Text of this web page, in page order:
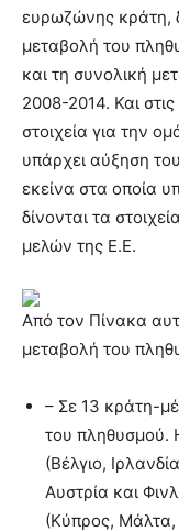
ευρωζώνης κράτη,
μεταβολή του
και τη συνολική
2008-2014. Και
στοιχεία για την
υπάρχει αύξηση
εκείνα στα οποία
δίνονται τα
μελών της Ε.Ε.
Από τον Πίνακα
μεταβολή του
– Σε 13 κράτη-
του πληθυσμού.
(Βέλγιο,
Αυστρία και
(Κύπρος, Μάλτα,